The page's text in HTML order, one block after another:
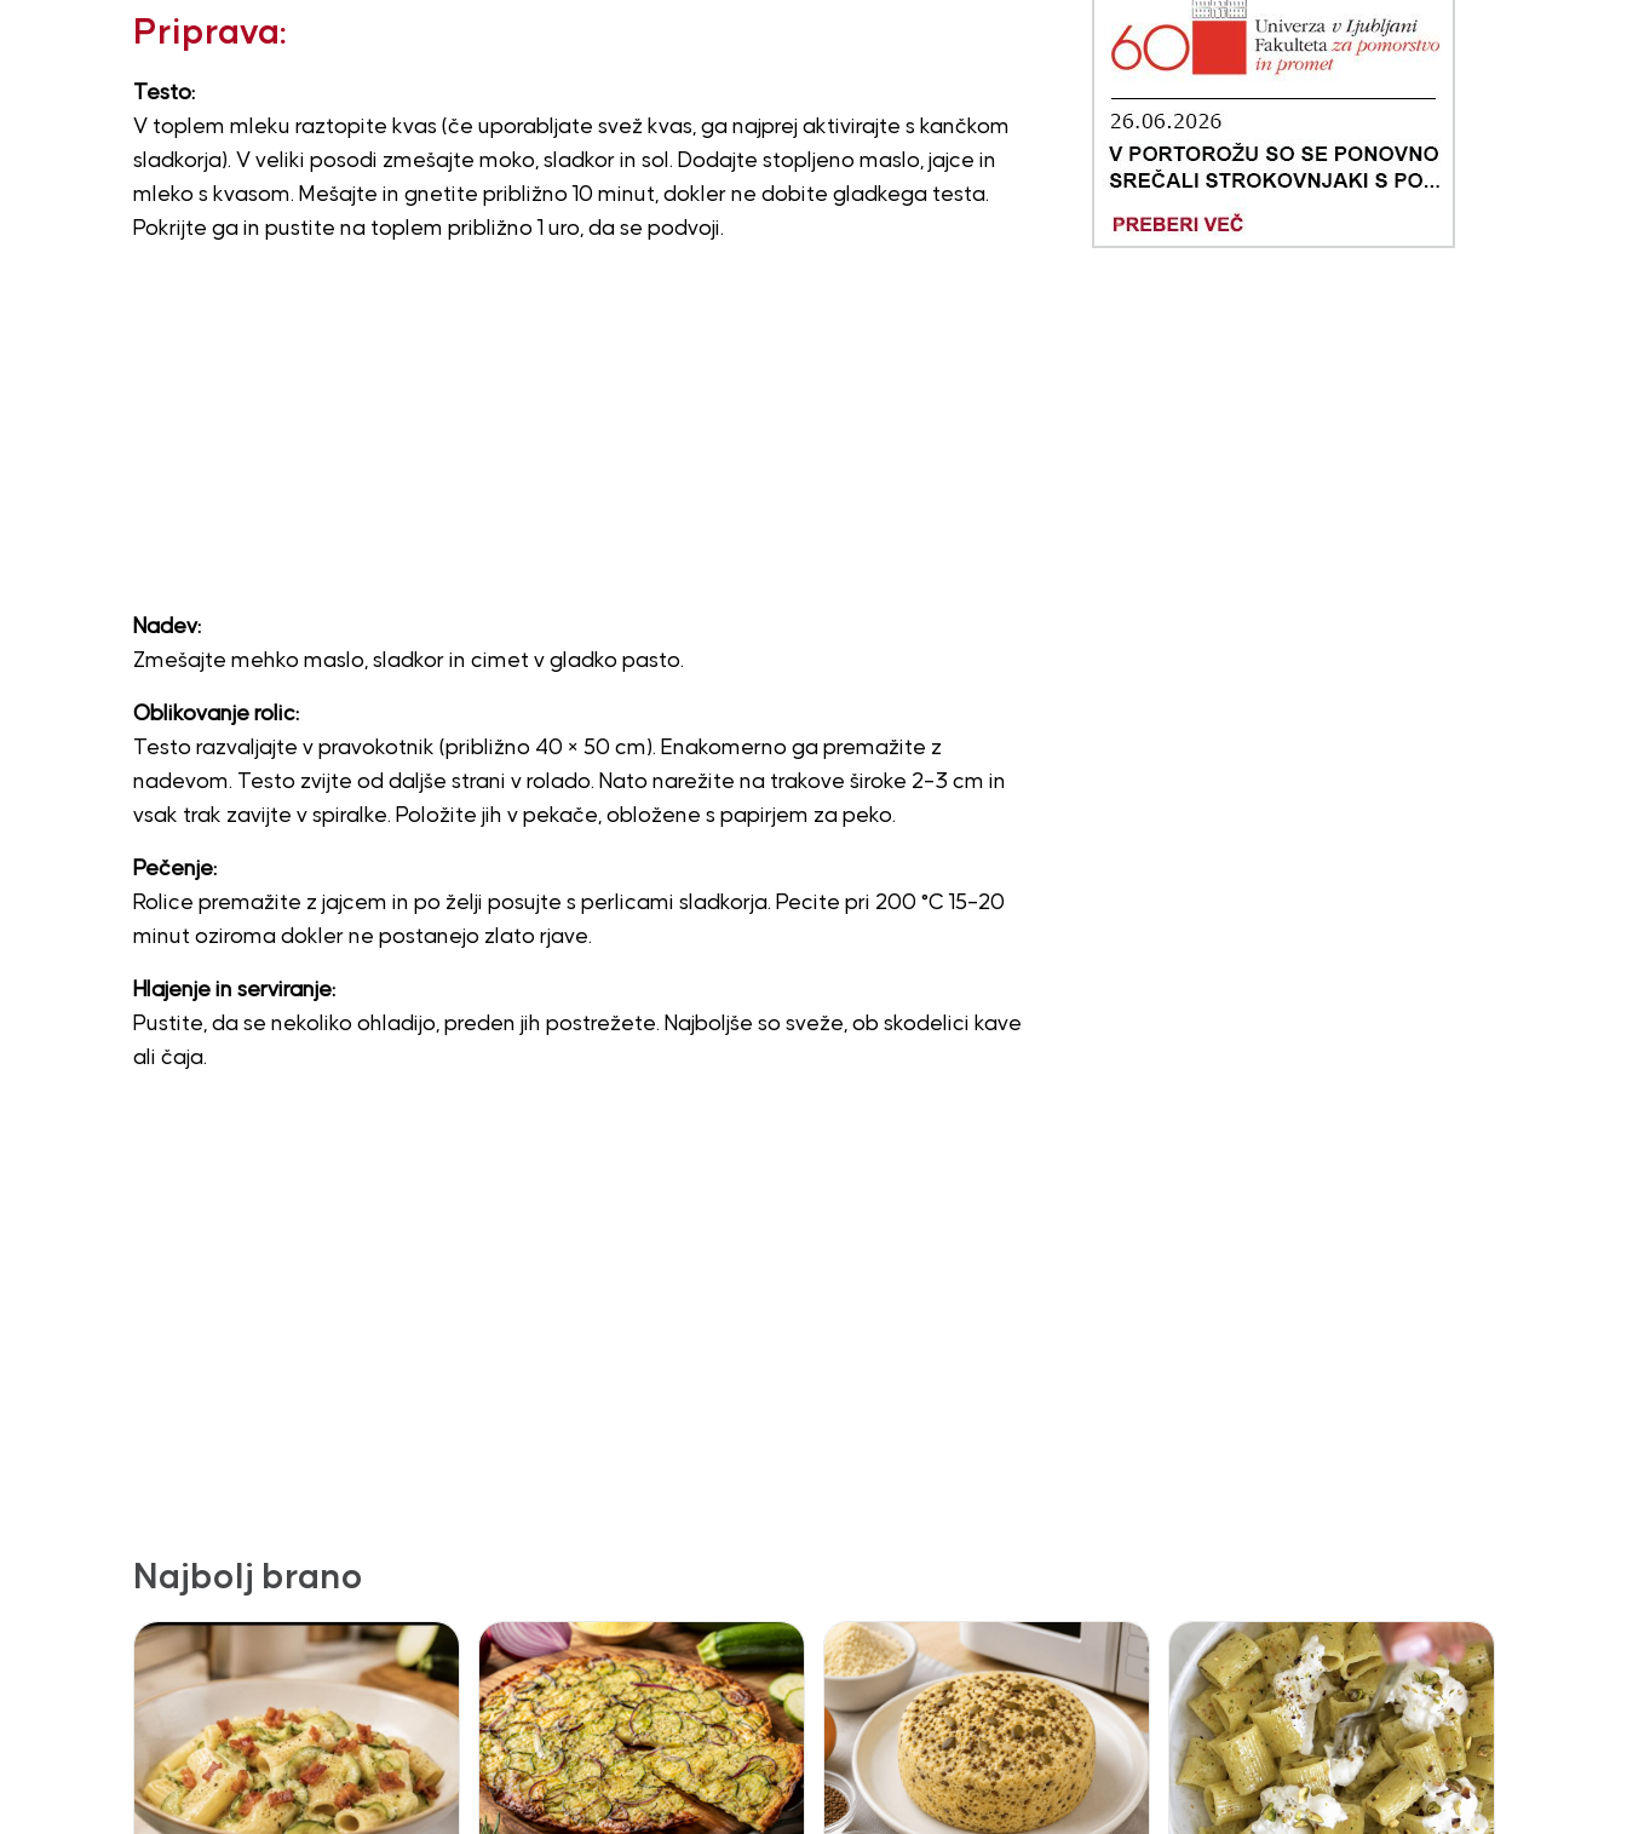
Priprava:
Testo:
V toplem mleku raztopite kvas (če uporabljate svež kvas, ga najprej aktivirajte s kančkom
sladkorja). V veliki posodi zmešajte moko, sladkor in sol. Dodajte stopljeno maslo, jajce in
mleko s kvasom. Mešajte in gnetite približno 10 minut, dokler ne dobite gladkega testa.
Pokrijte ga in pustite na toplem približno 1 uro, da se podvoji.
Nadev:
Zmešajte mehko maslo, sladkor in cimet v gladko pasto.
Oblikovanje rolic:
Testo razvaljajte v pravokotnik (približno 40 × 50 cm). Enakomerno ga premažite z
nadevom. Testo zvijte od daljše strani v rolado. Nato narežite na trakove široke 2–3 cm in
vsak trak zavijte v spiralke. Položite jih v pekače, obložene s papirjem za peko.
Pečenje:
Rolice premažite z jajcem in po želji posujte s perlicami sladkorja. Pecite pri 200 °C 15–20
minut oziroma dokler ne postanejo zlato rjave.
Hlajenje in serviranje:
Pustite, da se nekoliko ohladijo, preden jih postrežete. Najboljše so sveže, ob skodelici kave
ali čaja.
Najbolj brano